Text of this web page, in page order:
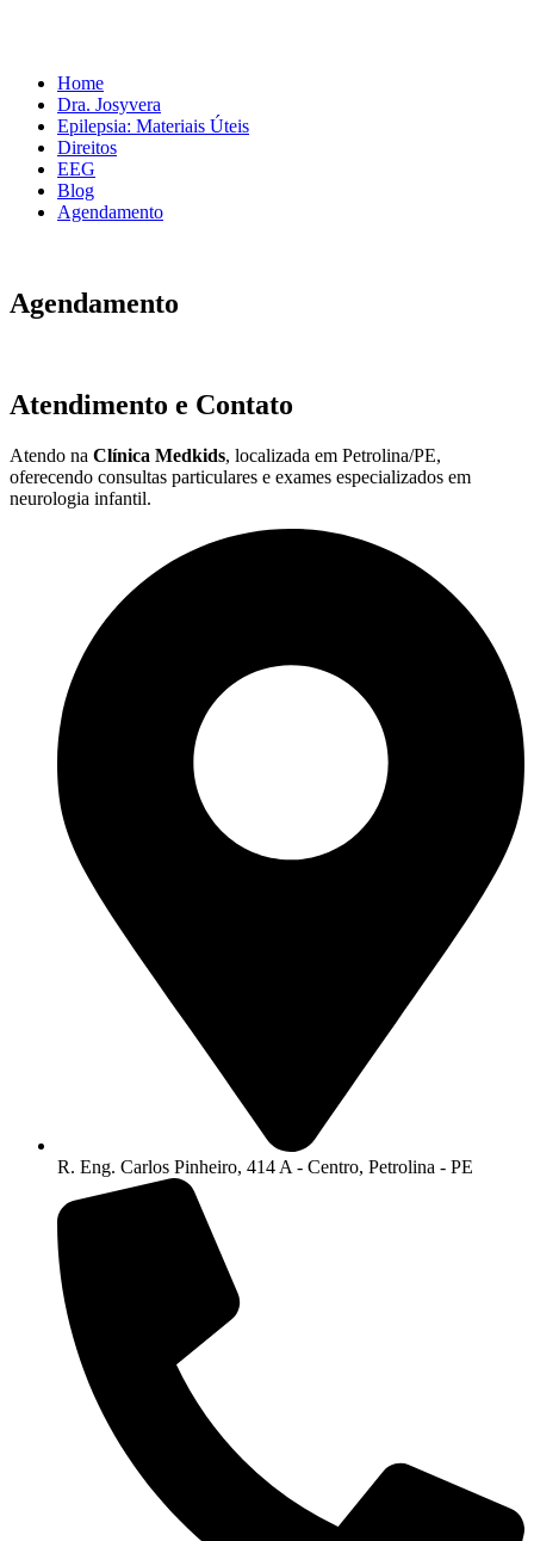
Home
Dra. Josyvera
Epilepsia: Materiais Úteis
Direitos
EEG
Blog
Agendamento
Agendamento
Atendimento e Contato
Atendo na Clínica Medkids, localizada em Petrolina/PE,
oferecendo consultas particulares e exames especializados em
neurologia infantil.
R. Eng. Carlos Pinheiro, 414 A - Centro, Petrolina - PE